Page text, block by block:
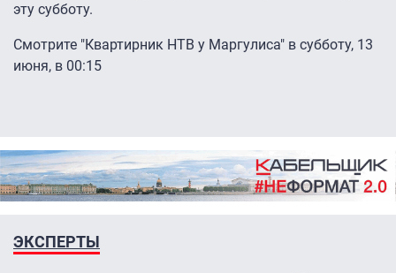
эту субботу.
Смотрите "Квартирник НТВ у Маргулиса" в субботу, 13
июня, в 00:15
ЭКСПЕРТЫ